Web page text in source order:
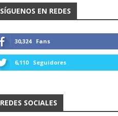
SÍGUENOS EN REDES
30,324 Fans
6,110 Seguidores
REDES SOCIALES